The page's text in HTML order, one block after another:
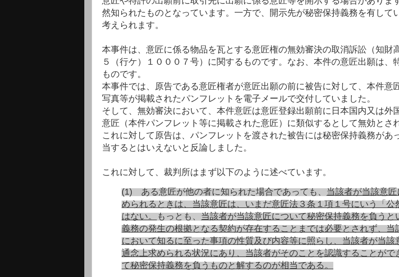
然知られたものとなっています。一方で、開示先が秘密保持義務を有して
考えられます。
本事件は、意匠に係る物品を瓦とする意匠権の無効審決の取消訴訟（知
５（行ケ）１０００７号）に関するものです。なお、本件の意匠出願は、
ものです。
本事件では、原告である意匠権者が意匠出願の前に被告に対して、本件意
写真等が掲載されたパンフレットを電子メールで交付していました。
そして、無効審決において、本件意匠は意匠登録出願前に日本国内又は外
意匠（本件パンフレット等に掲載された意匠）に類似するとして無効とさ
これに対して原告は、パンフレットを渡された被告には秘密保持義務があ
当するとはいえないと反論しました。
これに対して、裁判所はまず以下のように述べています。
(1) ある意匠が他の者に知られた場合であっても、 当該者が当該意
められるときは、当該意匠は、いまだ意匠法３条１項１号にいう「
はない。
もっとも、 当該者が当該意匠について秘密保持義務を負う
義務の発生の根拠となる契約が存在することまでは必要とされず、
において知るに至った事項の性質及び内容等に照らし、当該者が当
通念上求められる状況にあり、当該者がそのことを認識することが
て秘密保持義務を負うものと解するのが相当である。